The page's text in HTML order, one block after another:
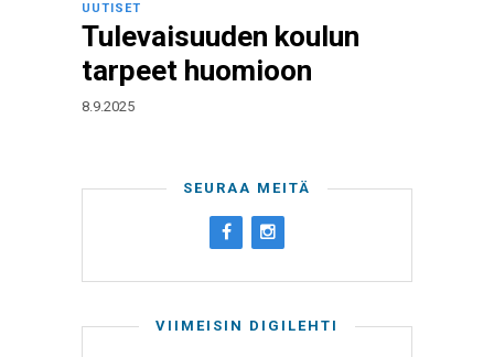
UUTISET
Tulevaisuuden koulun
tarpeet huomioon
8.9.2025
SEURAA MEITÄ
VIIMEISIN DIGILEHTI